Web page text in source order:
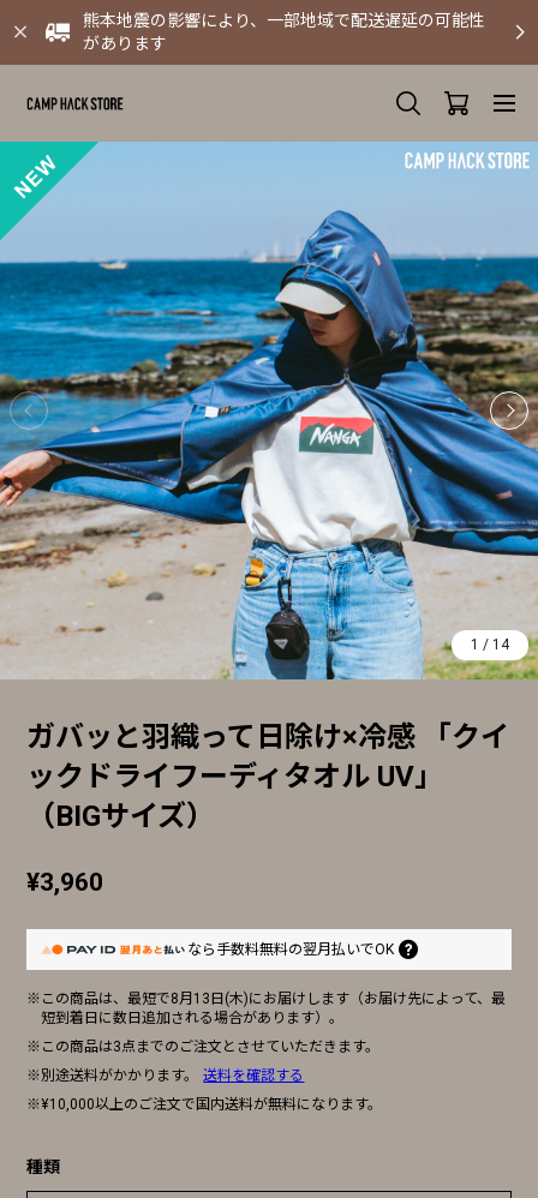
熊本地震の影響により、一部地域で配送遅延の可能性
があります
1 / 14
ガバッと羽織って日除け×冷感 「クイ
ックドライフーディタオル UV」
（BIGサイズ）
¥3,960
なら 手数料無料の翌月払いでOK
※この商品は、最短で8月13日(木)にお届けします（お届け先によって、最
短到着日に数日追加される場合があります）。
※この商品は3点までのご注文とさせていただきます。
※別途送料がかかります。
送料を確認する
※¥10,000以上のご注文で国内送料が無料になります。
種類